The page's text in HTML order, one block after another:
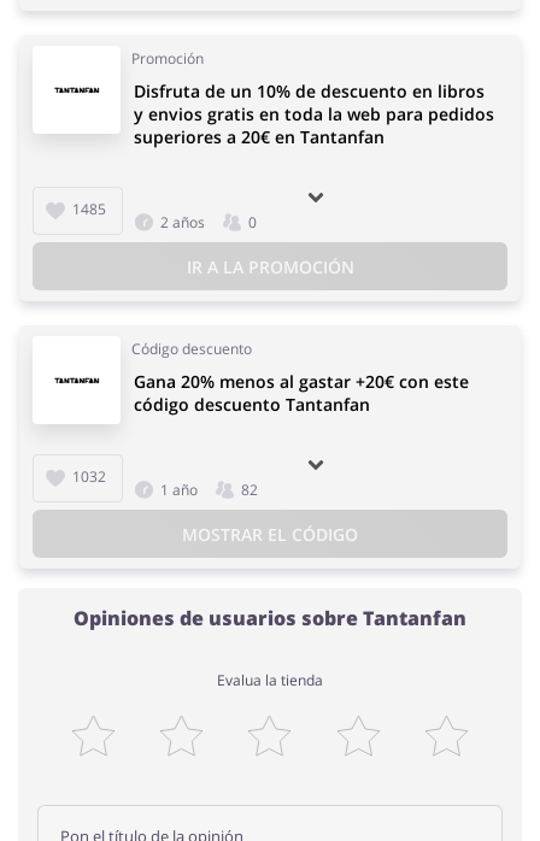
Promoción
1485
Disfruta de un 10% de descuento en libros
y envios gratis en toda la web para pedidos
superiores a 20€ en Tantanfan
2 años 0
IR A LA PROMOCIÓN
Código descuento
1032
Gana 20% menos al gastar +20€ con este
código descuento Tantanfan
1 año 82
MOSTRAR EL CÓDIGO
Opiniones de usuarios sobre Tantanfan
Evalua la tienda